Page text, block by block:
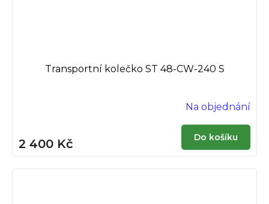
Transportní kolečko ST 48-CW-240 S
Na objednání
2 400 Kč Do košíku